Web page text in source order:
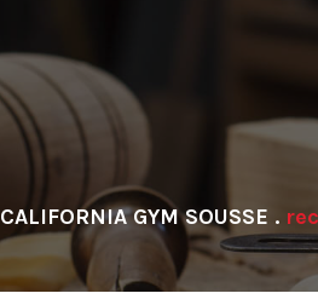
CALIFORNIA GYM SOUSSE .